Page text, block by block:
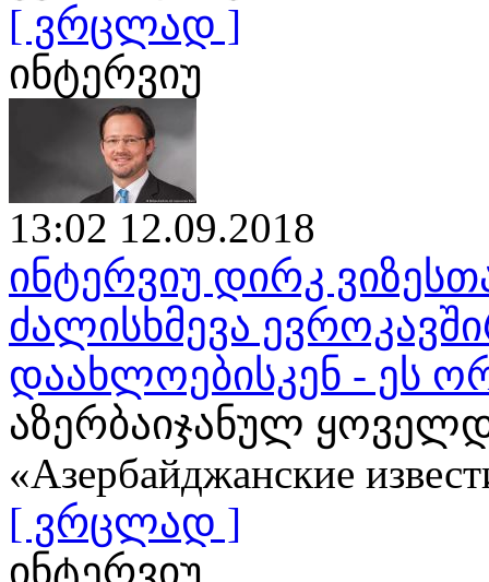
[ ვრცლად ]
ინტერვიუ
13:02 12.09.2018
ინტერვიუ დირკ
ძალისხმევა
დაახლოებისკენ - ეს
აზერბაიჯანულ
«Азербайджанские
[ ვრცლად ]
ინტერვიუ